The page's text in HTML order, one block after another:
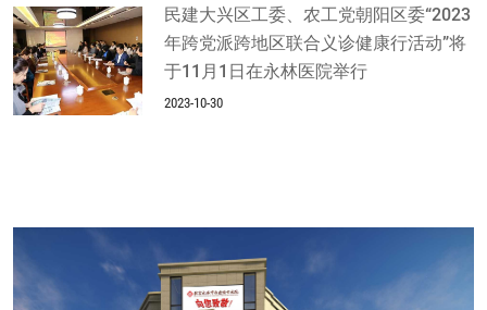
民建大兴区工委、农工党朝阳区委“2023
年跨党派跨地区联合义诊健康行活动”将
于11月1日在永林医院举行
2023-10-30